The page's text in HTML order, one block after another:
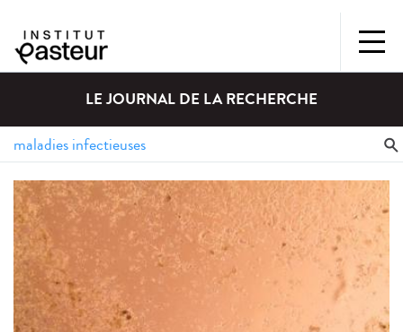
LE JOURNAL DE LA RECHERCHE